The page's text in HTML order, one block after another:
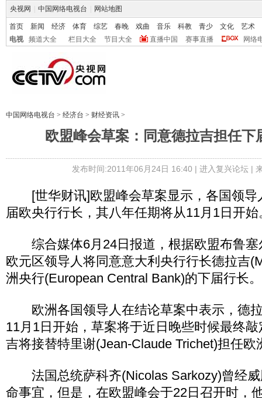
央视网 中国网络电视台 网站地图
首页 新闻 经济 体育 综艺 春晚 戏曲 音乐 科教 青少 文化
艺术
电视
频道大全 栏目大全 节目大全 直播中国 赛事直播 网络
中国网络电视台 > 经济台 > 财经资讯 >
欧盟峰会草案：同意德拉吉担任下
发布时间:2011年06月24日 16:40 | 进入复兴论坛|
[世华财讯]欧盟峰会草案显示，各国领导
届欧央行行长，其八年任期将从11月1日开始
综合媒体6月24日报道，根据欧盟布鲁塞
欧元区领导人将同意意大利央行行长德拉吉
洲央行(European Central Bank)的下届行长。
欧洲各国领导人在结论草案中表示，德
11月1日开始，草案将于近日晚些时候最终
吉将接替特里谢(Jean-Claude Trichet)担任欧
法国总统萨科齐(Nicolas Sarkozy)曾经威
命事宜，但是，在欧盟峰会于22日召开时，